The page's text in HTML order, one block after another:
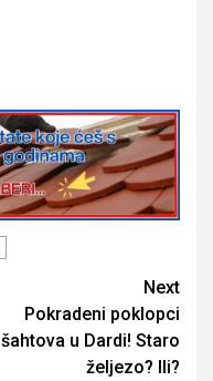
Next
Pokradeni poklopci
šahtova u Dardi! Staro
željezo? Ili?